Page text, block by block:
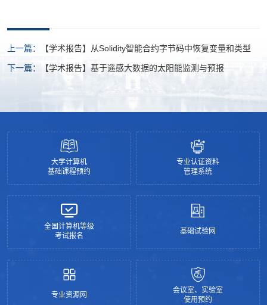
上一篇： 【学术报告】从Solidity智能合约字节码中恢复变量和类型
下一篇： 【学术报告】基于遥感大数据的太阳能监测与预报
大学计算机
基础课程预约
专业认证资料
管理系统
全国计算机等级
考试报名
基础试验网
专业资源网
会议室、实验室
使用预约